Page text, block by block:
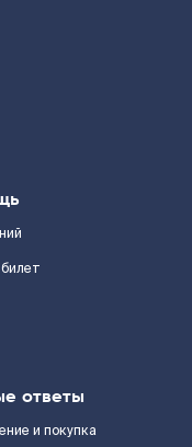
ответы
и покупка